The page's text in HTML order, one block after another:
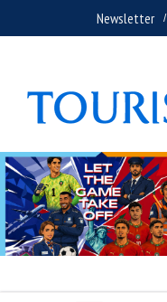
Newsletter /